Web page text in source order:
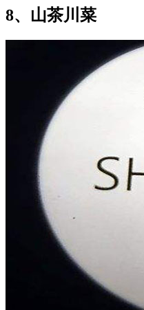
8、山茶川菜